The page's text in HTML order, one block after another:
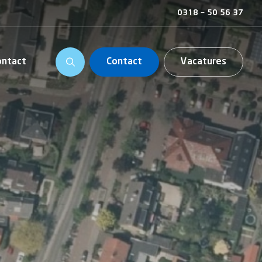
0318 – 50 56 37
en organisatie
Contact Vacatures